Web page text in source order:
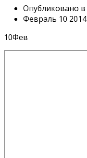
Опубликовано в
Февраль 10 2014
10Фев